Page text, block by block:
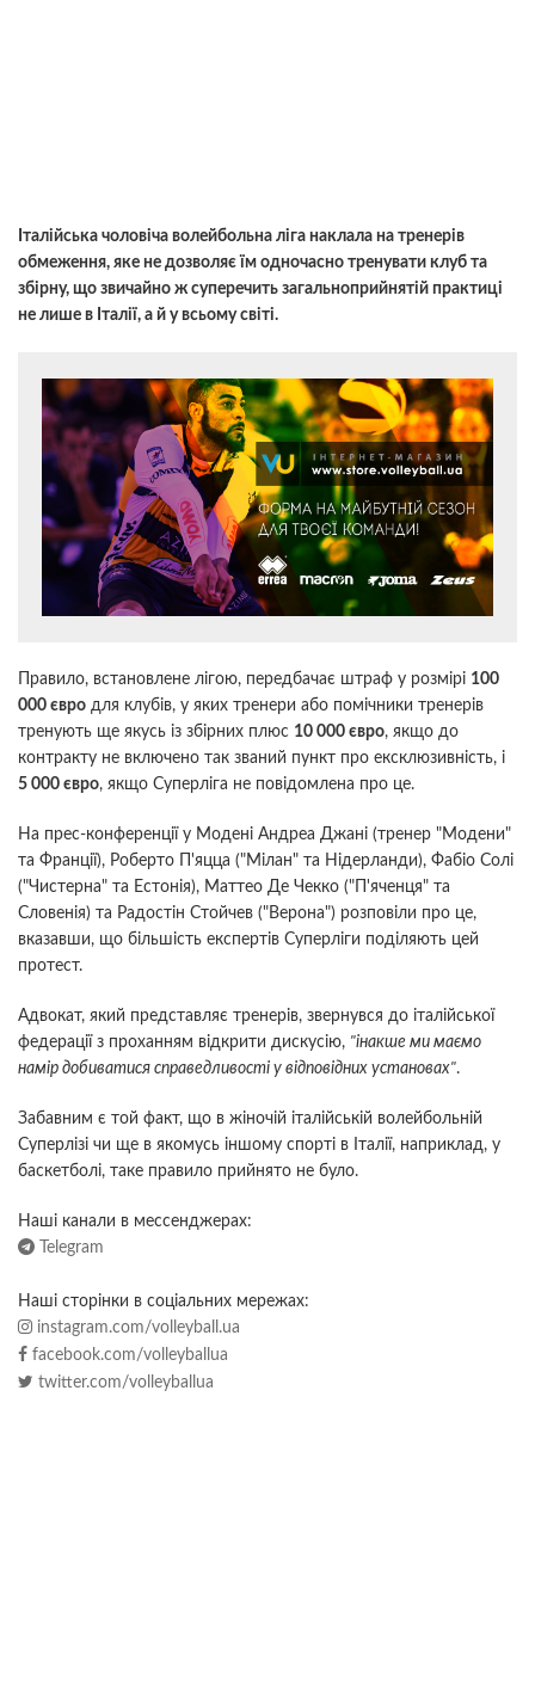
Італійська чоловіча волейбольна ліга наклала на тренерів
обмеження, яке не дозволяє їм одночасно тренувати клуб та
збірну, що звичайно ж суперечить загальноприйнятій практиці
не лише в Італії, а й у всьому світі.
Правило, встановлене лігою, передбачає штраф у розмірі 100
000 євро для клубів, у яких тренери або помічники тренерів
тренують ще якусь із збірних плюс 10 000 євро, якщо до
контракту не включено так званий пункт про ексклюзивність, і
5 000 євро, якщо Суперліга не повідомлена про це.
На прес-конференції у Модені Андреа Джані (тренер "Модени"
та Франції), Роберто П'яцца ("Мілан" та Нідерланди), Фабіо Солі
("Чистерна" та Естонія), Маттео Де Чекко ("П'яченця" та
Словенія) та Радостін Стойчев ("Верона") розповіли про це,
вказавши, що більшість експертів Суперліги поділяють цей
протест.
Адвокат, який представляє тренерів, звернувся до італійської
федерації з проханням відкрити дискусію, "інакше ми маємо
намір добиватися справедливості у відповідних установах".
Забавним є той факт, що в жіночій італійській волейбольній
Суперлізі чи ще в якомусь іншому спорті в Італії, наприклад, у
баскетболі, таке правило прийнято не було.
Наші канали в мессенджерах:
Telegram
Наші сторінки в соціальних мережах:
instagram.com/volleyball.ua
facebook.com/volleyballua
twitter.com/volleyballua